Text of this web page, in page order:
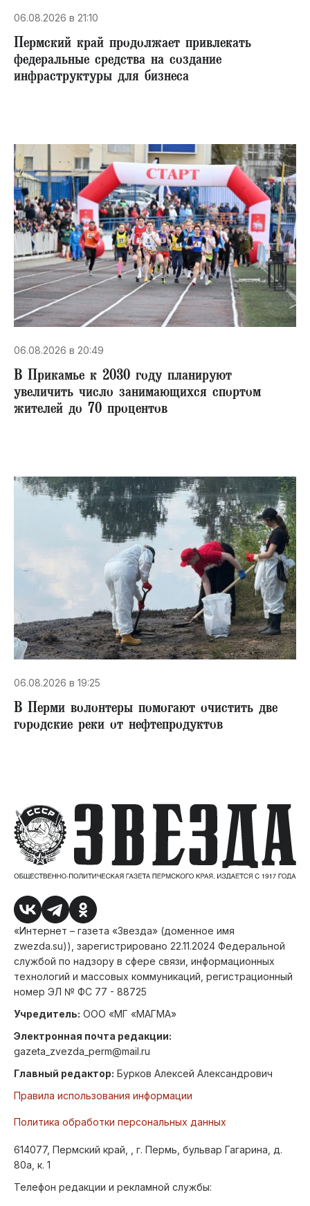
06.08.2026 в 21:10
Пермский край продолжает привлекать
федеральные средства на создание
инфраструктуры для бизнеса
06.08.2026 в 20:49
В Прикамье к 2030 году планируют
увеличить число занимающихся спортом
жителей до 70 процентов
06.08.2026 в 19:25
В Перми волонтеры помогают очистить две
городские реки от нефтепродуктов
«Интернет – газета «Звезда» (доменное имя
zwezda.su)), зарегистрировано 22.11.2024 Федеральной
службой по надзору в сфере связи, информационных
технологий и массовых коммуникаций, регистрационный
номер ЭЛ № ФС 77 - 88725
Учредитель: ООО «МГ «МАГМА»
Электронная почта редакции:
gazeta_zvezda_perm@mail.ru
Главный редактор: Бурков Алексей Александрович
Правила использования информации
Политика обработки персональных данных
614077, Пермский край, , г. Пермь, бульвар Гагарина, д.
80а, к. 1
Телефон редакции и рекламной службы: